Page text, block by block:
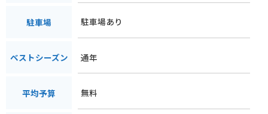
駐車場 駐車場あり
ベストシーズン 通年
平均予算 無料